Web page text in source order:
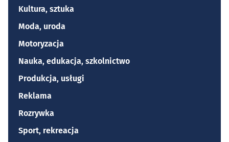
Kultura, sztuka
Moda, uroda
Motoryzacja
Nauka, edukacja, szkolnictwo
Produkcja, usługi
Reklama
Rozrywka
Sport, rekreacja